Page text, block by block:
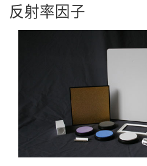
反射率因子